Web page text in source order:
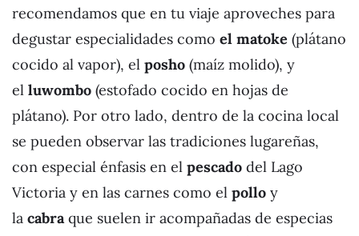
recomendamos que en tu viaje aproveches para
degustar especialidades como el matoke (plátano
cocido al vapor), el posho (maíz molido), y
el luwombo (estofado cocido en hojas de
plátano). Por otro lado, dentro de la cocina local
se pueden observar las tradiciones lugareñas,
con especial énfasis en el pescado del Lago
Victoria y en las carnes como el pollo y
la cabra que suelen ir acompañadas de especias